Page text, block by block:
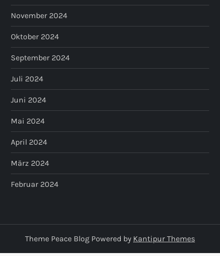
November 2024
Oktober 2024
September 2024
Juli 2024
Juni 2024
Mai 2024
April 2024
März 2024
Februar 2024
Theme Peace Blog Powered by Kantipur Themes